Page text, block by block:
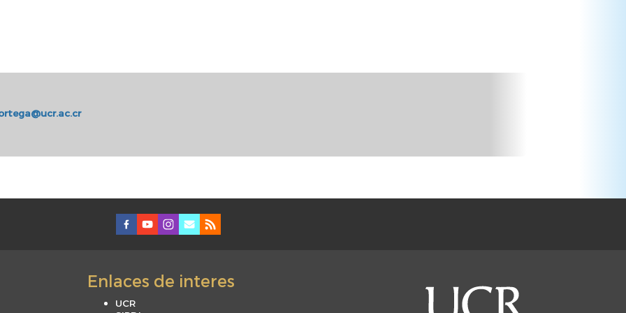
Enlaces de interes
UCR